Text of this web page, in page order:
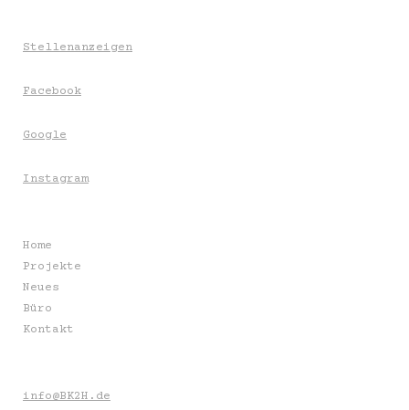
Stellenanzeigen
Facebook
Google
Instagram
Home
Projekte
Neues
Büro
Kontakt
info@BK2H.de